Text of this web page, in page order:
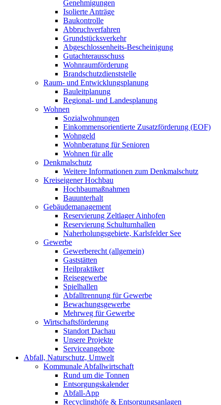
Genehmigungen
Isolierte Anträge
Baukontrolle
Abbruchverfahren
Grundstücksverkehr
Abgeschlossenheits-Bescheinigung
Gutachterausschuss
Wohnraumförderung
Brandschutzdienststelle
Raum- und Entwicklungsplanung
Bauleitplanung
Regional- und Landesplanung
Wohnen
Sozialwohnungen
Einkommensorientierte Zusatzförderung (EOF)
Wohngeld
Wohnberatung für Senioren
Wohnen für alle
Denkmalschutz
Weitere Informationen zum Denkmalschutz
Kreiseigener Hochbau
Hochbaumaßnahmen
Bauunterhalt
Gebäudemanagement
Reservierung Zeltlager Ainhofen
Reservierung Schulturnhallen
Naherholungsgebiete, Karlsfelder See
Gewerbe
Gewerberecht (allgemein)
Gaststätten
Heilpraktiker
Reisegewerbe
Spielhallen
Abfalltrennung für Gewerbe
Bewachungsgewerbe
Mehrweg für Gewerbe
Wirtschaftsförderung
Standort Dachau
Unsere Projekte
Serviceangebote
Abfall, Naturschutz, Umwelt
Kommunale Abfallwirtschaft
Rund um die Tonnen
Entsorgungskalender
Abfall-App
Recyclinghöfe & Entsorgungsanlagen